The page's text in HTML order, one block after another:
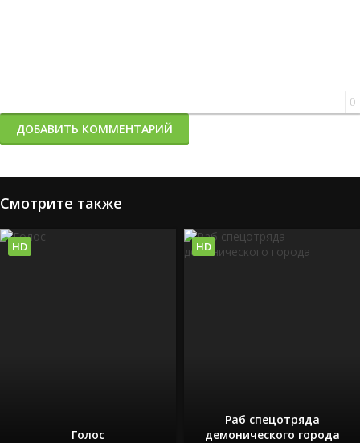
0
ДОБАВИТЬ КОММЕНТАРИЙ
Смотрите также
Голос
HD
Раб спецотряда
демонического города
HD